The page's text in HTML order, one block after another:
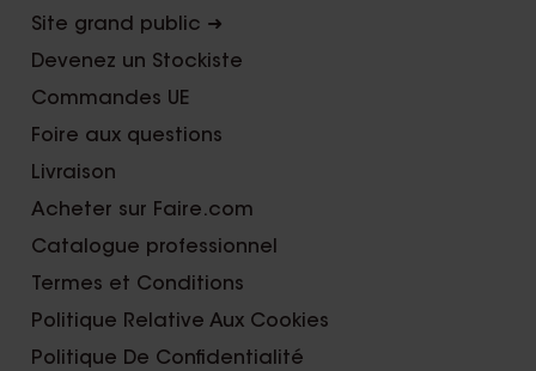
Site grand public ➜
Devenez un Stockiste
Commandes UE
Foire aux questions
Livraison
Acheter sur Faire.com
Catalogue professionnel
Termes et Conditions
Politique Relative Aux Cookies
Politique De Confidentialité